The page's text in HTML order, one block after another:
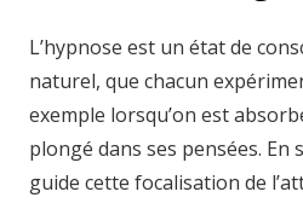
L’hypnose est un état de
naturel, que chacun
exemple lorsqu’on est
plongé dans ses pensées. En
guide cette focalisation de